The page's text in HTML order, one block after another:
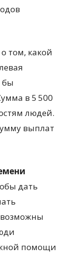
том, какой
бы
в 5 500
людей.
выплат
дать
возможны
помощи